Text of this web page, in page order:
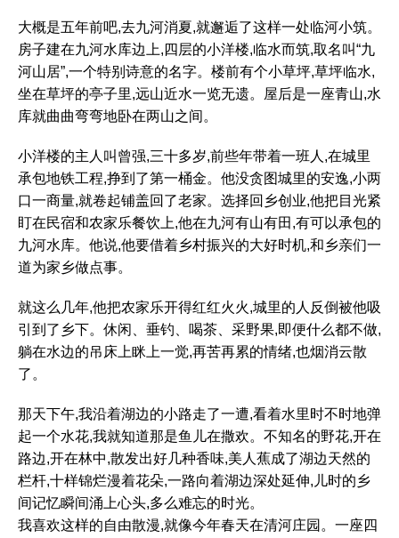
大概是五年前吧,去九河消夏,就邂逅了这样一处临河小筑。
房子建在九河水库边上,四层的小洋楼,临水而筑,取名叫“九
河山居”,一个特别诗意的名字。楼前有个小草坪,草坪临水,
坐在草坪的亭子里,远山近水一览无遗。屋后是一座青山,水
库就曲曲弯弯地卧在两山之间。
小洋楼的主人叫曾强,三十多岁,前些年带着一班人,在城里
承包地铁工程,挣到了第一桶金。他没贪图城里的安逸,小两
口一商量,就卷起铺盖回了老家。选择回乡创业,他把目光紧
盯在民宿和农家乐餐饮上,他在九河有山有田,有可以承包的
九河水库。他说,他要借着乡村振兴的大好时机,和乡亲们一
道为家乡做点事。
就这么几年,他把农家乐开得红红火火,城里的人反倒被他吸
引到了乡下。休闲、垂钓、喝茶、采野果,即便什么都不做,
躺在水边的吊床上眯上一觉,再苦再累的情绪,也烟消云散
了。
那天下午,我沿着湖边的小路走了一遭,看着水里时不时地弹
起一个水花,我就知道那是鱼儿在撒欢。不知名的野花,开在
路边,开在林中,散发出好几种香味,美人蕉成了湖边天然的
栏杆,十样锦烂漫着花朵,一路向着湖边深处延伸,儿时的乡
间记忆瞬间涌上心头,多么难忘的时光。
我喜欢这样的自由散漫,就像今年春天在清河庄园。一座四